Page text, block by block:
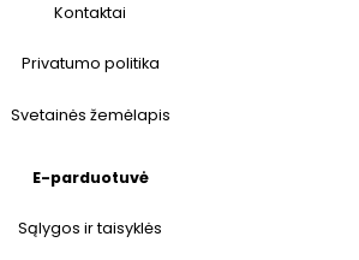
Kontaktai
Privatumo politika
Svetainės žemėlapis
E-parduotuvė
Sąlygos ir taisyklės